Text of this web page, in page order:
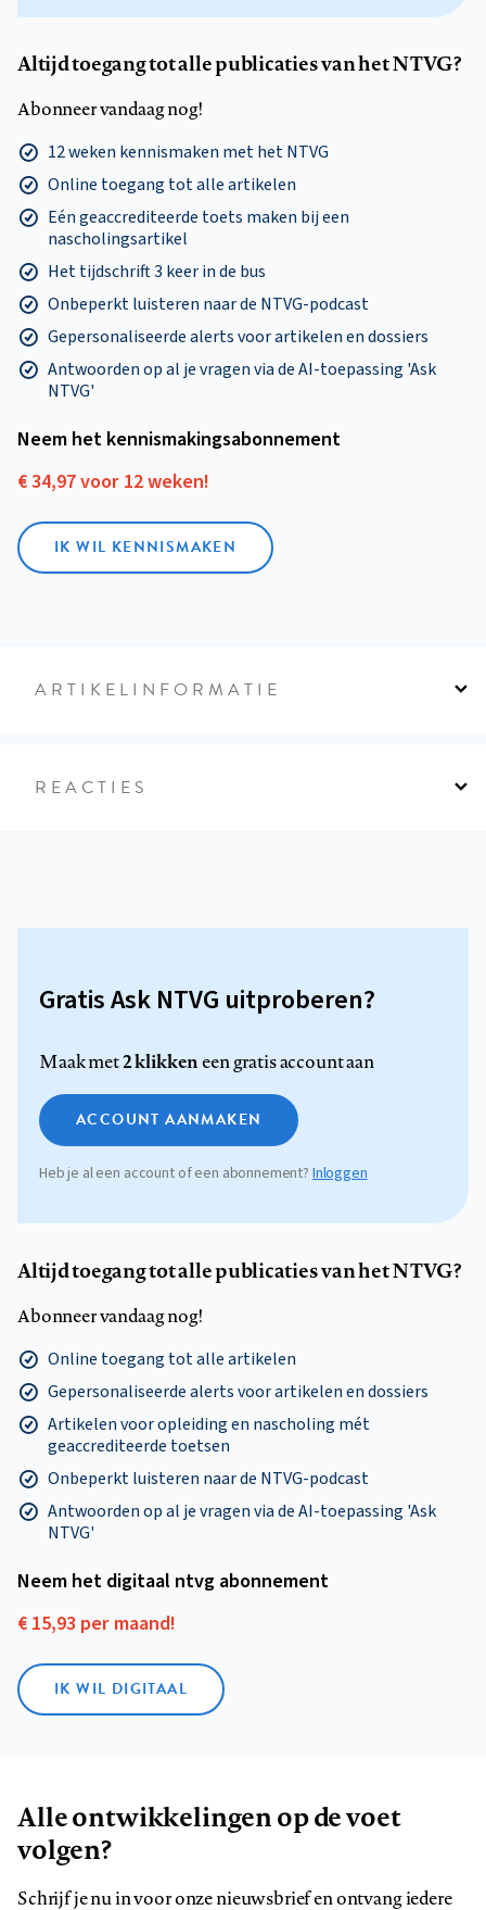
Altijd toegang tot alle publicaties van het NTVG?
Abonneer vandaag nog!
12 weken kennismaken met het NTVG
Online toegang tot alle artikelen
Eén geaccrediteerde toets maken bij een
nascholingsartikel
Het tijdschrift 3 keer in de bus
Onbeperkt luisteren naar de NTVG-podcast
Gepersonaliseerde alerts voor artikelen en dossiers
Antwoorden op al je vragen via de AI-toepassing 'Ask
NTVG'
Neem het kennismakings­abonnement
€ 34,97 voor 12 weken!
IK WIL KENNISMAKEN
ARTIKELINFORMATIE
REACTIES
Gratis Ask NTVG uitproberen?
Maak met2 klikkeneen gratis account aan
ACCOUNT AANMAKEN
Heb je al een account of een abonnement? Inloggen
Altijd toegang tot alle publicaties van het NTVG?
Abonneer vandaag nog!
Online toegang tot alle artikelen
Gepersonaliseerde alerts voor artikelen en dossiers
Artikelen voor opleiding en nascholing mét
geaccrediteerde toetsen
Onbeperkt luisteren naar de NTVG-podcast
Antwoorden op al je vragen via de AI-toepassing 'Ask
NTVG'
Neem het digitaal ntvg abonnement
€ 15,93 per maand!
IK WIL DIGITAAL
Alle ontwikkelingen op de voet
volgen?
Schrijf je nu in voor onze nieuwsbrief en ontvang iedere